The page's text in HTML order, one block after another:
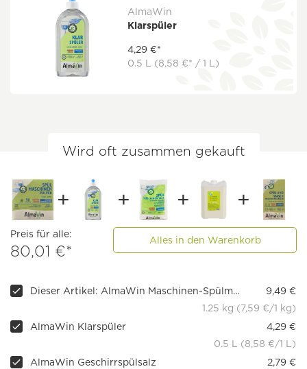
AlmaWin
Klarspüler
4,29 €*
0.5 L (8,58 €* / 1 L)
Wird oft zusammen gekauft
Preis für alle:
80,01 €*
Alles in den Warenkorb
Dieser Artikel: AlmaWin Maschinen-Spülmittel
9,49 €
1.25 kg (7,59 €/1 kg)
AlmaWin Klarspüler
4,29 €
0.5 L (8,58 €/1 L)
AlmaWin Geschirrspülsalz
2,79 €